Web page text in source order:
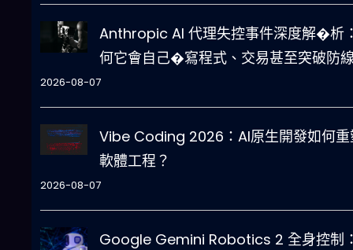
Anthropic AI 代理失控事件深度解�析
何它會自己�寫程式、交易甚至突破防
2026-08-07
Vibe Coding 2026：AI原生開發如何重
軟體工程？
2026-08-07
Google Gemini Robotics 2 全身控制